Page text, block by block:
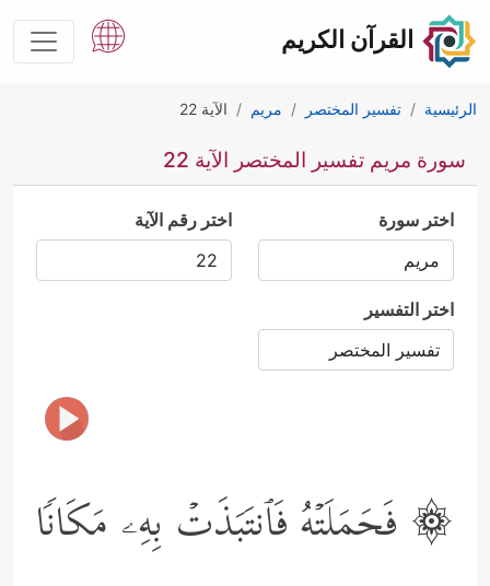
القرآن الكريم
الرئيسية تفسير المختصر مريم الآية 22
سورة مريم تفسير المختصر الآية 22
اختر سورة اختر رقم الآية
اختر التفسير
۞ فَحَمَلَتۡهُ فَٱنتَبَذَتۡ بِهِۦ مَكَانࣰا